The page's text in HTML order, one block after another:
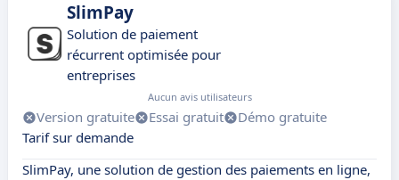
SlimPay
Solution de paiement
récurrent optimisée pour
entreprises
Aucun avis utilisateurs
Version gratuite Essai gratuit
Démo gratuite
Tarif sur demande
SlimPay, une solution de gestion des paiements en ligne,